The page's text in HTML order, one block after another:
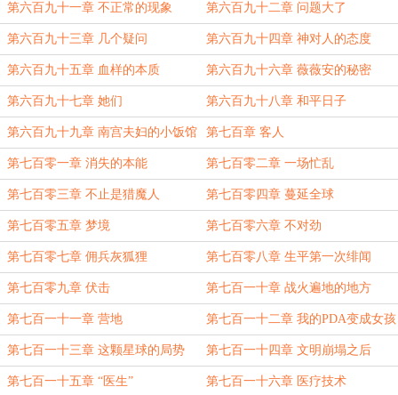
第六百九十一章 不正常的现象 第六百九十二章 问题大了
第六百九十三章 几个疑问 第六百九十四章 神对人的态度
第六百九十五章 血样的本质 第六百九十六章 薇薇安的秘密
第六百九十七章 她们 第六百九十八章 和平日子
第六百九十九章 南宫夫妇的小饭馆 第七百章 客人
第七百零一章 消失的本能 第七百零二章 一场忙乱
第七百零三章 不止是猎魔人 第七百零四章 蔓延全球
第七百零五章 梦境 第七百零六章 不对劲
第七百零七章 佣兵灰狐狸 第七百零八章 生平第一次绯闻
第七百零九章 伏击 第七百一十章 战火遍地的地方
第七百一十一章 营地 第七百一十二章 我的PDA变成女孩
子尸体了该怎么办在线等挺急的
第七百一十三章 这颗星球的局势 第七百一十四章 文明崩塌之后
第七百一十五章 “医生” 第七百一十六章 医疗技术